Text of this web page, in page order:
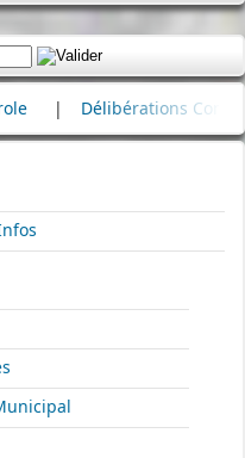
| Délibérations Conseil